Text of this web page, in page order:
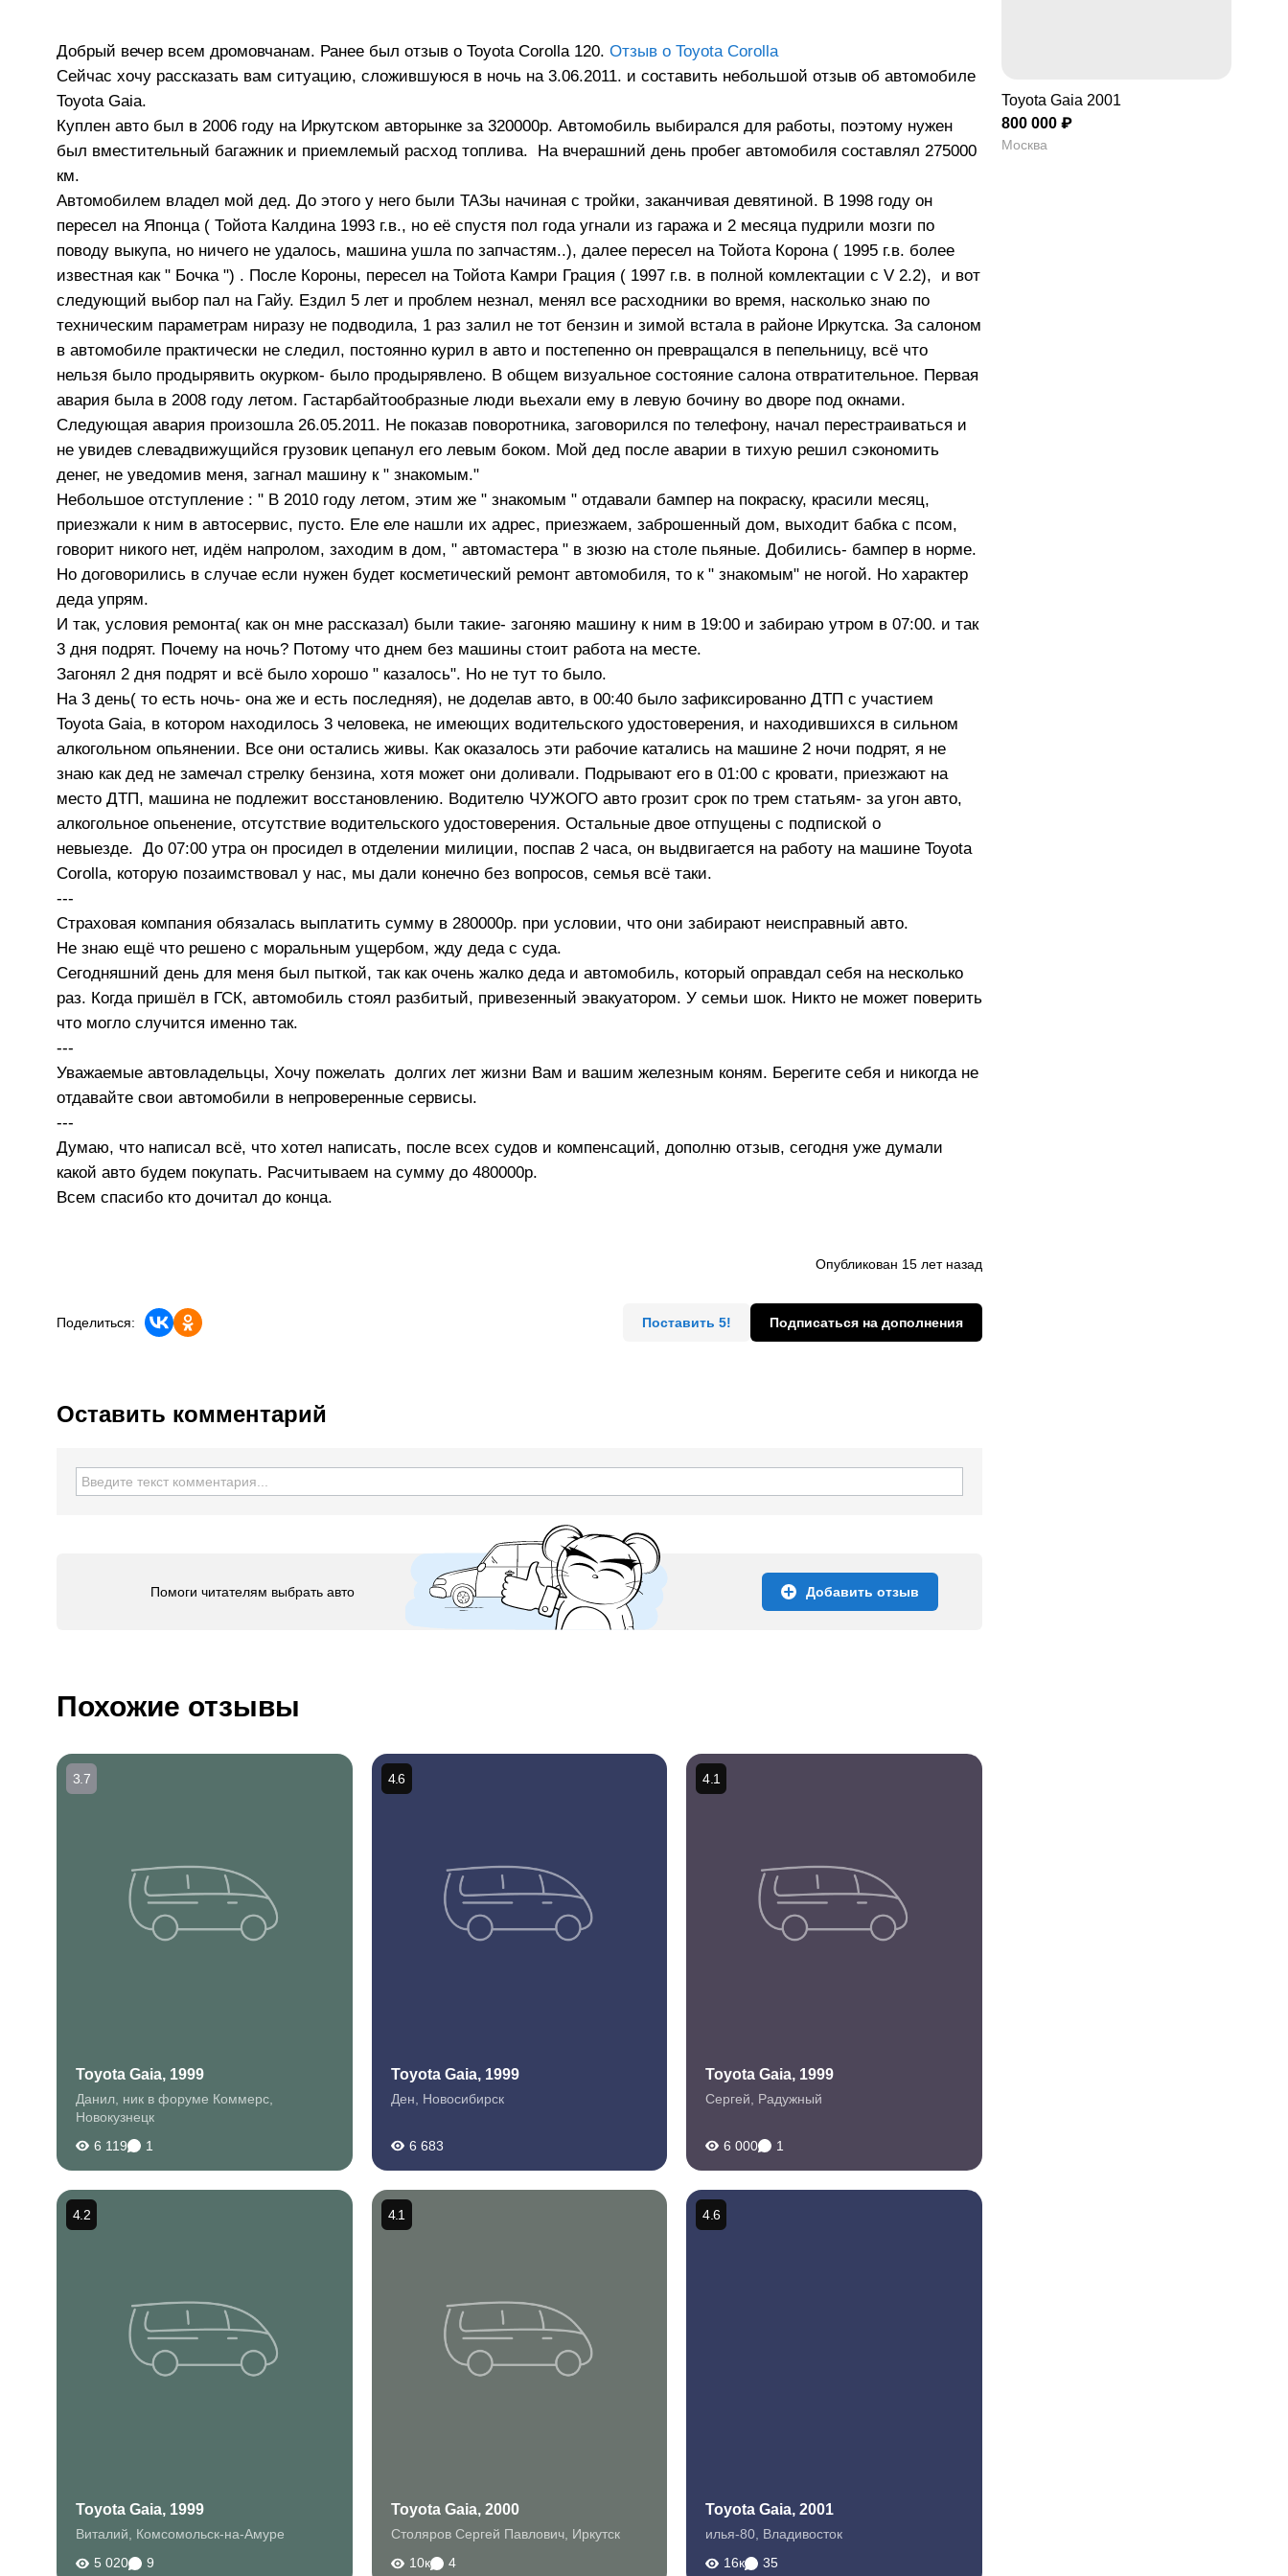
Добрый вечер всем дромовчанам. Ранее был отзыв о Toyota Corolla 120. Отзыв о Toyota Corolla
Сейчас хочу рассказать вам ситуацию, сложившуюся в ночь на 3.06.2011. и составить небольшой отзыв об автомобиле
Toyota Gaia.
Куплен авто был в 2006 году на Иркутском авторынке за 320000р. Автомобиль выбирался для работы, поэтому нужен
был вместительный багажник и приемлемый расход топлива. На вчерашний день пробег автомобиля составлял 275000
км.
Автомобилем владел мой дед. До этого у него были ТАЗы начиная с тройки, заканчивая девятиной. В 1998 году он
пересел на Японца ( Тойота Калдина 1993 г.в., но её спустя пол года угнали из гаража и 2 месяца пудрили мозги по
поводу выкупа, но ничего не удалось, машина ушла по запчастям..), далее пересел на Тойота Корона ( 1995 г.в. более
известная как " Бочка ") . После Короны, пересел на Тойота Камри Грация ( 1997 г.в. в полной комлектации с V 2.2), и вот
следующий выбор пал на Гайу. Ездил 5 лет и проблем незнал, менял все расходники во время, насколько знаю по
техническим параметрам ниразу не подводила, 1 раз залил не тот бензин и зимой встала в районе Иркутска. За салоном
в автомобиле практически не следил, постоянно курил в авто и постепенно он превращался в пепельницу, всё что
нельзя было продырявить окурком- было продырявлено. В общем визуальное состояние салона отвратительное. Первая
авария была в 2008 году летом. Гастарбайтообразные люди вьехали ему в левую бочину во дворе под окнами.
Следующая авария произошла 26.05.2011. Не показав поворотника, заговорился по телефону, начал перестраиваться и
не увидев слевадвижущийся грузовик цепанул его левым боком. Мой дед после аварии в тихую решил сэкономить
денег, не уведомив меня, загнал машину к " знакомым."
Небольшое отступление : " В 2010 году летом, этим же " знакомым " отдавали бампер на покраску, красили месяц,
приезжали к ним в автосервис, пусто. Еле еле нашли их адрес, приезжаем, заброшенный дом, выходит бабка с псом,
говорит никого нет, идём напролом, заходим в дом, " автомастера " в зюзю на столе пьяные. Добились- бампер в норме.
Но договорились в случае если нужен будет косметический ремонт автомобиля, то к " знакомым" не ногой. Но характер
деда упрям.
И так, условия ремонта( как он мне рассказал) были такие- загоняю машину к ним в 19:00 и забираю утром в 07:00. и так
3 дня подрят. Почему на ночь? Потому что днем без машины стоит работа на месте.
Загонял 2 дня подрят и всё было хорошо " казалось". Но не тут то было.
На 3 день( то есть ночь- она же и есть последняя), не доделав авто, в 00:40 было зафиксированно ДТП с участием
Toyota Gaia, в котором находилось 3 человека, не имеющих водительского удостоверения, и находившихся в сильном
алкогольном опьянении. Все они остались живы. Как оказалось эти рабочие катались на машине 2 ночи подрят, я не
знаю как дед не замечал стрелку бензина, хотя может они доливали. Подрывают его в 01:00 с кровати, приезжают на
место ДТП, машина не подлежит восстановлению. Водителю ЧУЖОГО авто грозит срок по трем статьям- за угон авто,
алкогольное опьенение, отсутствие водительского удостоверения. Остальные двое отпущены с подпиской о
невыезде. До 07:00 утра он просидел в отделении милиции, поспав 2 часа, он выдвигается на работу на машине Toyota
Corolla, которую позаимствовал у нас, мы дали конечно без вопросов, семья всё таки.
---
Страховая компания обязалась выплатить сумму в 280000р. при условии, что они забирают неисправный авто.
Не знаю ещё что решено с моральным ущербом, жду деда с суда.
Сегодняшний день для меня был пыткой, так как очень жалко деда и автомобиль, который оправдал себя на несколько
раз. Когда пришёл в ГСК, автомобиль стоял разбитый, привезенный эвакуатором. У семьи шок. Никто не может поверить
что могло случится именно так.
---
Уважаемые автовладельцы, Хочу пожелать долгих лет жизни Вам и вашим железным коням. Берегите себя и никогда не
отдавайте свои автомобили в непроверенные сервисы.
---
Думаю, что написал всё, что хотел написать, после всех судов и компенсаций, дополню отзыв, сегодня уже думали
какой авто будем покупать. Расчитываем на сумму до 480000р.
Всем спасибо кто дочитал до конца.
Опубликован 15 лет назад
Поделиться: Поставить 5! Подписаться на дополнения
Оставить комментарий
Помоги читателям выбрать авто Добавить отзыв
Похожие отзывы
Toyota Gaia, 1999
Данил, ник в форуме Коммерс
Новокузнецк
6 119
1
3.7
Toyota Gaia, 1999
Ден Новосибирск
6 683
4.6
Toyota Gaia, 1999
Сергей Радужный
6 000 1
4.1
Toyota Gaia, 1999
Виталий, Комсомольск-на-Амуре
5 020
9
4.2
Toyota Gaia, 2000
Столяров Сергей Павлович, Иркутск
10к
4
4.1
Toyota Gaia, 2001
илья-80, Владивосток
16к
35
4.6
Toyota Gaia 2001
800 000 ₽
Москва